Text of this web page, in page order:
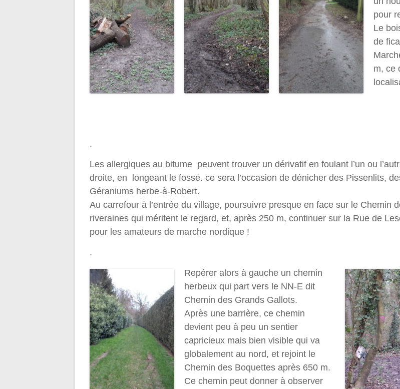
pour
Le
de
m, ce
.
Les allergiques au bitume peuvent trouver un dérivatif en foulant l’un ou
droite, en longeant le fossé. ce sera l’occasion de dénicher des Pissenlits,
Géraniums herbe-à-Robert.
Au carrefour à l’entrée du village, poursuivre presque en face sur le Chemin
riveraines qui méritent le regard, et, après 250 m, continuer sur la Rue de
pour les amateurs de marche nordique !
.
Repérer alors à gauche un chemin
herbeux qui part vers le NN-E dit
Chemin des Grands Gallots.
Après une barrière, ce chemin
devient peu à peu un sentier
capricieux mais bien visible qui va
globalement au nord, et rejoint le
Chemin des Boquettes après 650 m.
Ce chemin peut donner à observer